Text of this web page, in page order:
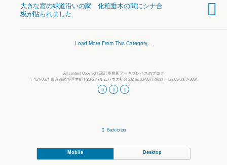
大きな窓の緑道沿いの家 化粧垂木の間にシナ合
板が貼られました
Load More From This Category…
All content Copyright 設計事務所アーキプレイスのブログ
〒151-0071 東京都渋谷区本町1-20-2 パルムハウス初台502 tel.03-3377-9833 fax.03-3377-9834
Back to top
Mobile Desktop